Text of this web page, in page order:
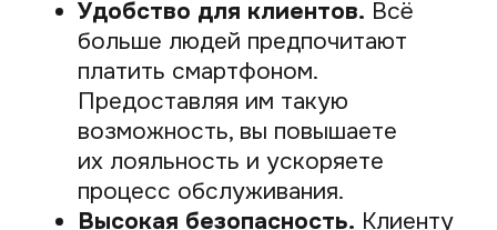
Интернет-магазины и онлайн-
сервисы.Для онлайн-бизнеса это
способ принимать онлайн оплату
по QR-коду, не заставляя клиента
вводить данные карты.
Фриланс и микробизнес.
Фотографы, репетиторы,
консультанты могут легально
и с минимальными издержками
принимать платежи от клиентов.